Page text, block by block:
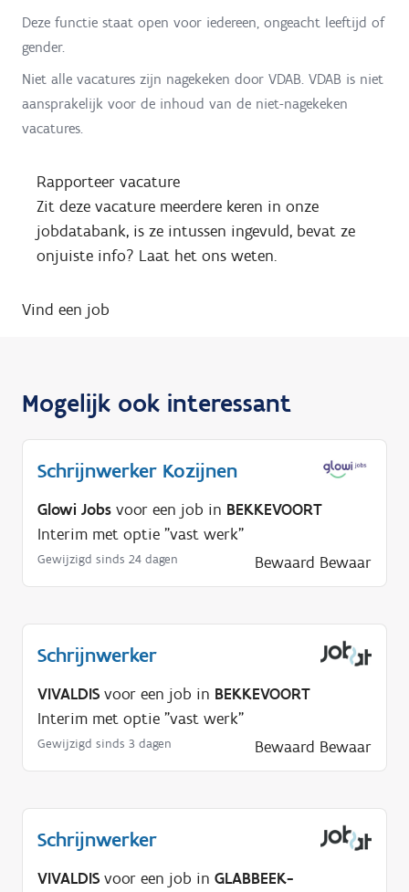
Deze functie staat open voor iedereen, ongeacht leeftijd of
gender.
Niet alle vacatures zijn nagekeken door VDAB. VDAB is niet
aansprakelijk voor de inhoud van de niet-nagekeken
vacatures.
Rapporteer vacature
Zit deze vacature meerdere keren in onze
jobdatabank, is ze intussen ingevuld, bevat ze
onjuiste info? Laat het ons weten.
Vind een job
Mogelijk ook interessant
Schrijnwerker Kozijnen
Glowi Jobs voor een job in BEKKEVOORT
Interim met optie "vast werk"
Gewijzigd sinds 24 dagen Bewaard Bewaar
Schrijnwerker
VIVALDIS voor een job in BEKKEVOORT
Interim met optie "vast werk"
Gewijzigd sinds 3 dagen Bewaard Bewaar
Schrijnwerker
VIVALDIS voor een job in GLABBEEK-